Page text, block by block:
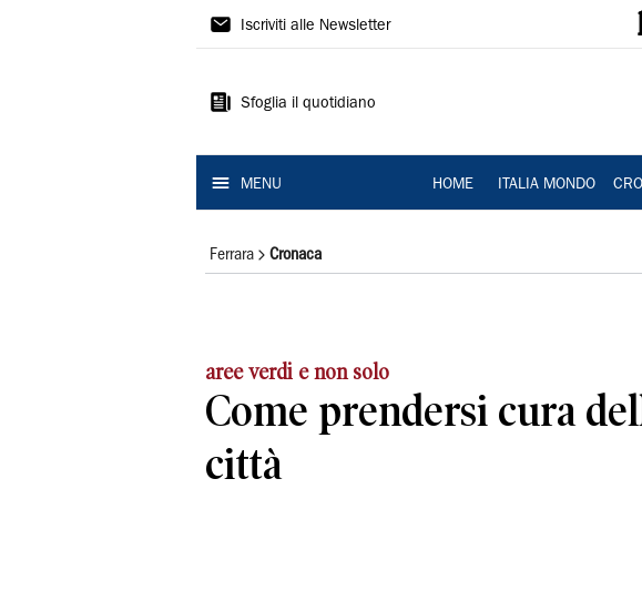
La
Ferrara
Iscriviti alle Newsletter
Sfoglia il quotidiano
MENU HOME ITALIA MONDO
Ferrara Cronaca
aree verdi e non solo
Come prendersi cura
città